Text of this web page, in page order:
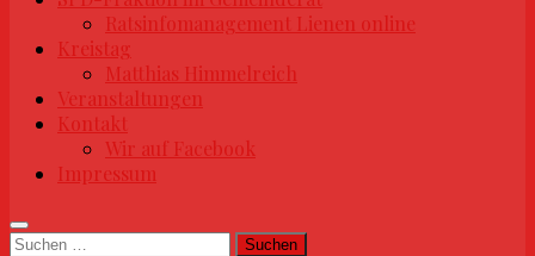
Ratsinfomanagement Lienen online
Kreistag
Matthias Himmelreich
Veranstaltungen
Kontakt
Wir auf Facebook
Impressum
Suchen